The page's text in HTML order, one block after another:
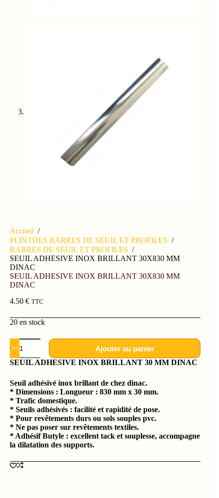
Accueil /
PLINTHES BARRES DE SEUIL ET PROFILES /
BARRES DE SEUIL ET PROFILES /
SEUIL ADHESIVE INOX BRILLANT 30X830 MM
DINAC
SEUIL ADHESIVE INOX BRILLANT 30X830 MM
DINAC
4.50 € TTC
20 en stock
Ajouter au panier
SEUIL ADHESIVE INOX BRILLANT 30 MM DINAC
Seuil adhésivé inox brillant de chez dinac.
* Dimensions : Longueur : 830 mm x 30 mm.
* Trafic domestique.
* Seuils adhésivés : facilité et rapidité de pose.
* Pour revêtements durs ou sols souples pvc.
* Ne pas poser sur revêtements textiles.
* Adhésif Butyle : excellent tack et souplesse, accompagne
la dilatation des supports.